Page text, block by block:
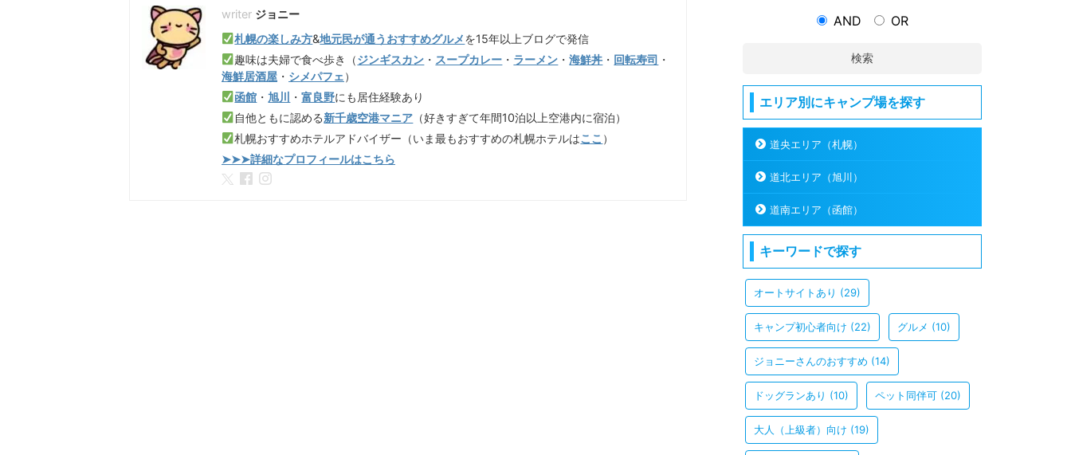
ジョニー
札幌の楽しみ方&地元民が通うおすすめグルメを15年以上ブログで発信
趣味は夫婦で食べ歩き（ジンギスカン ・ スープカレー ・ ラーメン ・海鮮丼 ・ 回転寿司 ・
海鮮居酒屋 ・ シメパフェ）
函館 ・旭川 ・富良野にも居住経験あり
自他ともに認める新千歳空港マニア （好きすぎて年間10泊以上空港内に宿泊）
札幌おすすめホテルアドバイザー（いま最もおすすめの札幌ホテルはここ ）
➤➤➤詳細なプロフィールはこちら
AND OR
検索
エリア別にキャンプ場を探す
道央エリア（札幌）
道北エリア（旭川）
道南エリア（函館）
キーワードで探す
オートサイトあり (29)
キャンプ初心者向け (22) グルメ (10)
ジョニーさんのおすすめ (14)
ドッグランあり (10) ペット同伴可 (20)
大人（上級者）向け (19)